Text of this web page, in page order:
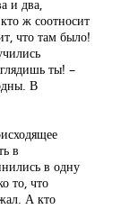
и два,
ж соотносит
что там было!
ты! –
В
в
в одну
то, что
А кто